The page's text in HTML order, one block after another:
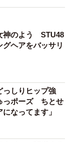
神のよう STU48
ヘアをバッサリ
っしりヒップ強
っポーズ ちとせ
なってます」